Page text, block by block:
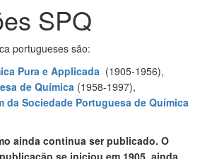
SPQ
portugueses são:
Pura e Applicada (1905-1956),
de Química (1958-1997),
da Sociedade Portuguesa de Química
ainda continua ser publicado. O
se iniciou em 1905, ainda